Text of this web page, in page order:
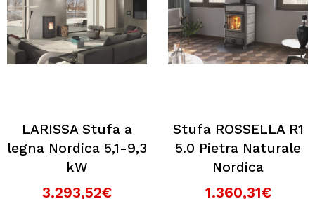
LARISSA Stufa a
legna Nordica 5,1-9,3
kW
3.293,52€
Stufa ROSSELLA R1
5.0 Pietra Naturale
Nordica
1.360,31€